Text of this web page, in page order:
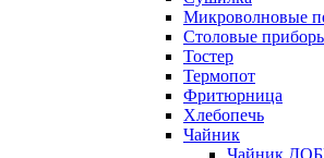
Микроволновые
Столовые
Тостер
Термопот
Фритюрница
Хлебопечь
Чайник
Чайник